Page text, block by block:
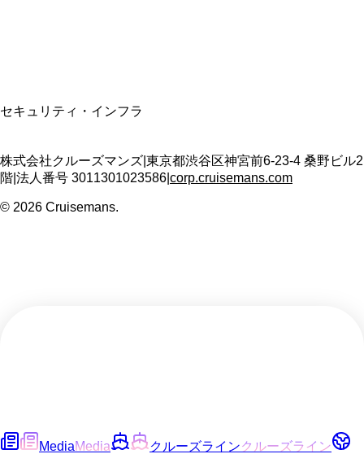
セキュリティ・インフラ
株式会社クルーズマンズ 東京都渋谷区神宮前6-23-4 桑野ビル2
階 法人番号 3011301023586 corp.cruisemans.com
© 2026 Cruisemans.
MediaMedia クルーズラインクルーズライン